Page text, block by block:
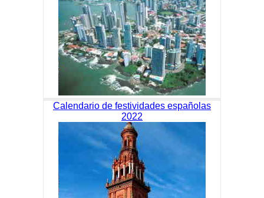
Calendario de festividades españolas
2022